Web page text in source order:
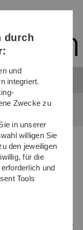
in
ist auf ein
seine
Die
Beschreibung
durch
und
integriert.
Zwecke zu
in unserer
willigen Sie
den jeweiligen
für die
und
Tools